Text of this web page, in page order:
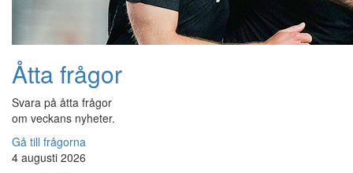
Åtta frågor
Svara på åtta frågor
om veckans nyheter.
Gå till frågorna
4 augusti 2026